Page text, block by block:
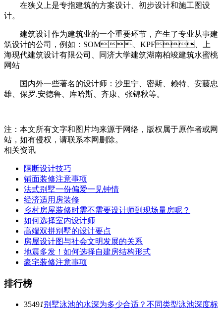
在狭义上是专指建筑的方案设计、初步设计和施工图设
计。
建筑设计作为建筑业的一个重要环节，产生了专业从事建
筑设计的公司，例如：SOM、KPF、上
海现代建筑设计有限公司、同济大学建筑湖南柏竣建筑水蜜桃
网站
国内外一些著名的设计师：沙里宁、密斯、赖特、安藤忠
雄、保罗.安德鲁、库哈斯、齐康、张锦秋等。
注：本文所有文字和图片均来源于网络，版权属于原作者或网
站，如有侵权，请联系本网删除。
相关资讯
隔断设计技巧
铺面装修注意事项
法式别墅一份偏爱一见钟情
经济适用房装修
乡村房屋装修时需不需要设计师到现场量房呢？
如何选择室内设计师
高端双拼别墅的设计要点
房屋设计图与社会文明发展的关系
地震多发！如何选择自建房结构形式
豪宅装修注意事项
排行榜
35491别墅泳池的水深为多少合适？不同类型泳池深度标